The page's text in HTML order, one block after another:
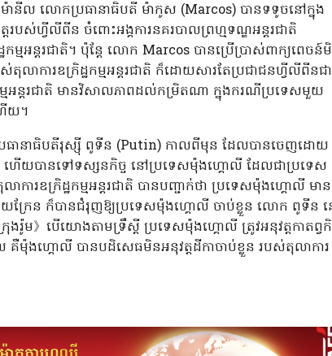
ល លោកប្រធានាធិបតី ម៉ាកូស (Marcos) បានទទូចនៅក្នុង
តរបស់ហ្វីលីពីន ចំពោះអង្គការនគរបាលព្រហ្មទណ្ឌអន្តរជាតិ
មអន្តរជាតិ។ ប៉ុន្តែ លោក Marcos បានប្រើប្រាស់ពាក្យពេចន៍
លាការឧក្រិដ្ឋកម្មអន្តរជាតិ ក៏ដោយសារតែប្រជាជនហ្វីលីពីនជា
ម្មអន្តរជាតិ មានវិសាលភាពដល់កម្រិតណា ក្នុងករណីប្រទេសមួយ
ើយ។
ធានាធិបតីរុស្ស៊ី ពូទីន (Putin) កាលពីមុន ដែលបានចេញដោយ
ក់ ហើយបានទៅទស្សនកិច្ច នៅប្រទេសម៉ុងហ្គោលី ដែលជាប្រទេស
ារឧក្រិដ្ឋកម្មអន្តរជាតិ បានបញ្ជាក់ថា ប្រទេសម៉ុងហ្គោលី មាន
ក្រែន ក៏បានជំរុញឱ្យប្រទេសម៉ុងហ្គោលី ចាប់ខ្លួន លោក ពូទីន
រ៉ូម》បើយោងតាមទ្រឹស្ដី ប្រទេសម៉ុងហ្គោលី ត្រូវអនុវត្តកាតព្វកិ
គឺម៉ុងហ្គោលី បានបដិសេធមិនអនុវត្តដីកាចាប់ខ្លួន របស់តុលាការ